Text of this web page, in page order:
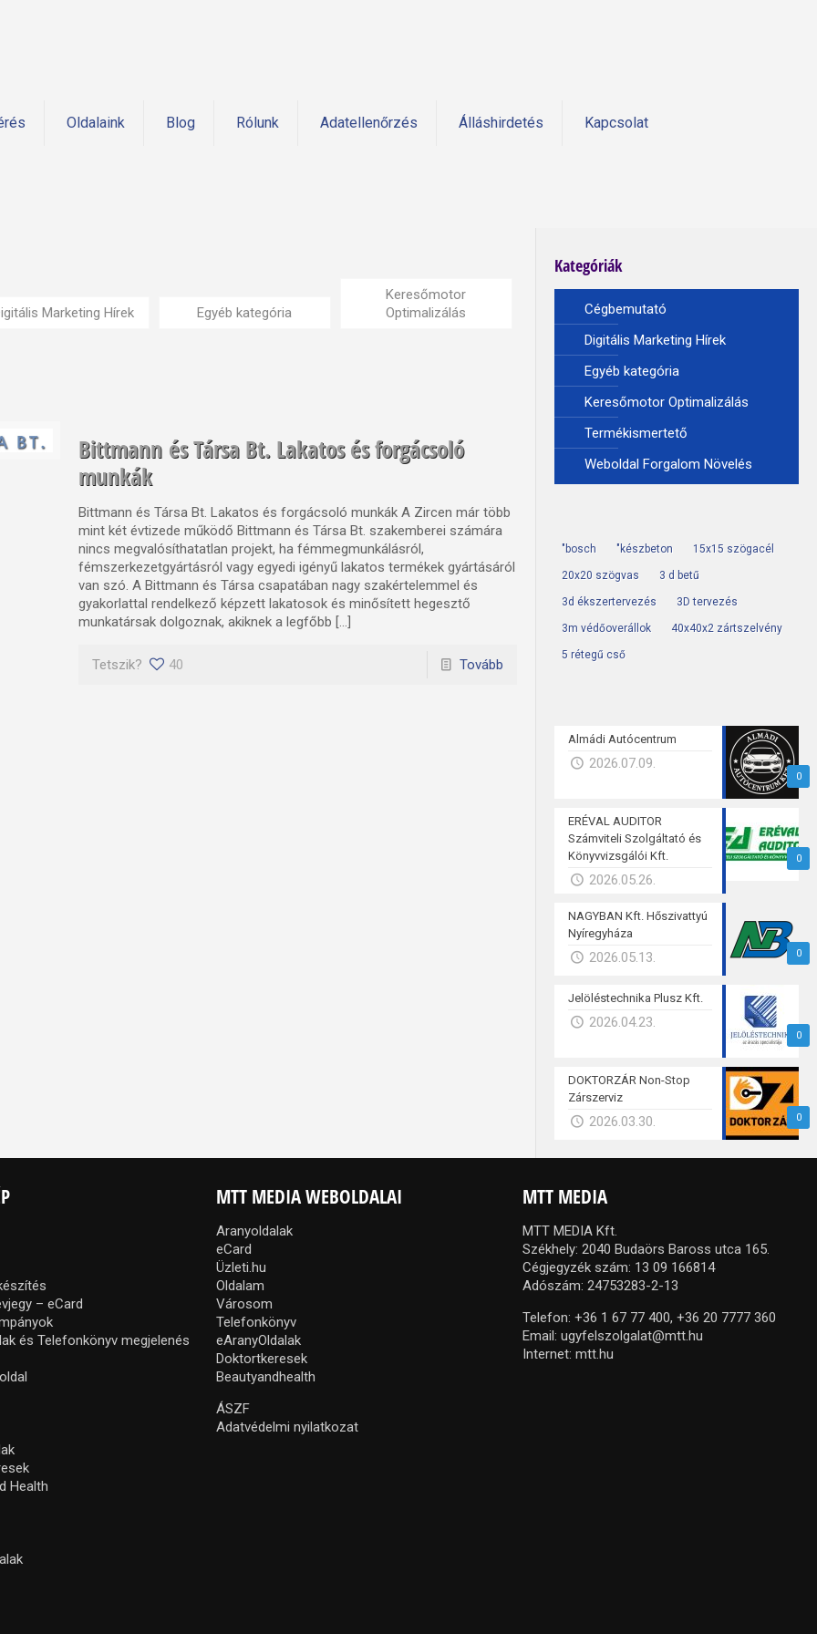
Oldalaink Blog Rólunk Adatellenőrzés Álláshirdetés Kapcsolat
Marketing Hírek Egyéb kategória
Keresőmotor
Optimalizálás
Bittmann és Társa Bt. Lakatos és forgácsoló
munkák
Bittmann és Társa Bt. Lakatos és forgácsoló munkák A Zircen már több
mint két évtizede működő Bittmann és Társa Bt. szakemberei számára
nincs megvalósíthatatlan projekt, ha fémmegmunkálásról,
fémszerkezetgyártásról vagy egyedi igényű lakatos termékek gyártásáról
van szó. A Bittmann és Társa csapatában nagy szakértelemmel és
gyakorlattal rendelkező képzett lakatosok és minősített hegesztő
munkatársak dolgoznak, akiknek a legfőbb […]
Tetszik? 40 Tovább
Kategóriák
Cégbemutató
Digitális Marketing Hírek
Egyéb kategória
Keresőmotor Optimalizálás
Termékismertető
Weboldal Forgalom Növelés
"bosch "készbeton 15x15 szögacél
20x20 szögvas 3 d betű
3d ékszertervezés 3D tervezés
3m védőoverállok 40x40x2 zártszelvény
5 rétegű cső
0
Almádi Autócentrum
2026.07.09.
0
ERÉVAL AUDITOR
Számviteli Szolgáltató és
Könyvvizsgálói Kft.
2026.05.26.
0
NAGYBAN Kft. Hőszivattyú
Nyíregyháza
2026.05.13.
0
Jelöléstechnika Plusz Kft.
2026.04.23.
0
DOKTORZÁR Non-Stop
Zárszerviz
2026.03.30.
– eCard
és Telefonkönyv megjelenés
Health
MTT MEDIA WEBOLDALAI
Aranyoldalak
eCard
Üzleti.hu
Oldalam
Városom
Telefonkönyv
eAranyOldalak
Doktortkeresek
Beautyandhealth
ÁSZF
Adatvédelmi nyilatkozat
MTT MEDIA
MTT MEDIA Kft.
Székhely: 2040 Budaörs Baross utca 165.
Cégjegyzék szám: 13 09 166814
Adószám: 24753283-2-13
Telefon:+36 1 67 77 400, +36 20 7777 360
Email:ugyfelszolgalat@mtt.hu
Internet:mtt.hu